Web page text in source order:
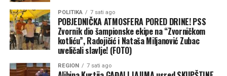
POLITIKA 7 sati ago
POBJEDNIČKA ATMOSFERA PORED DRINE! PSS
Zvornik dio šampionske ekipe na “Zvorničkom
kotliću”, Radojičić i Nataša Miljanović Zubac
uveličali slavlje! (FOTO)
REGION 7 sati ago